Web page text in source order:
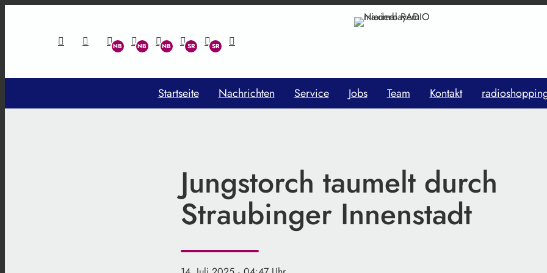
Startseite Nachrichten Service Jobs Team Kontakt
Jungstorch taumelt durch
Straubinger Innenstadt